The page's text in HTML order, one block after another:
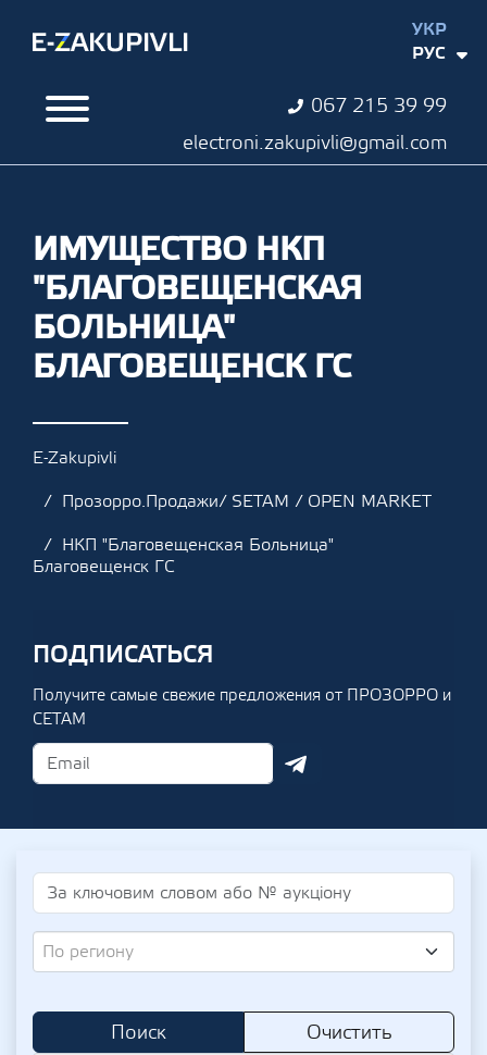
067 215 39 99
electroni.zakupivli@gmail.com
УКР
РУС
ИМУЩЕСТВО НКП
"БЛАГОВЕЩЕНСКАЯ
БОЛЬНИЦА"
БЛАГОВЕЩЕНСК ГС
E-Zakupivli
Прозорро.Продажи/ SETAM / OPEN MARKET
НКП "Благовещенская Больница"
Благовещенск ГС
ПОДПИСАТЬСЯ
Получите самые свежие предложения от ПРОЗОРРО и
СЕТАМ
По региону
Поиск Очистить